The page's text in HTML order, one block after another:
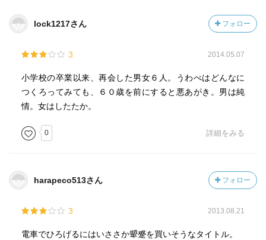
lock1217さん フォロー
3 2014.05.07
小学校の卒業以来、再会した男女６人。うわべはどんなに
つくろってみても、６０歳を前にすると悪あがき。男は純
情。女はしたたか。
0 詳細をみる
harapeco513さん フォロー
3 2013.08.21
電車でひろげるにはいささか顰蹙を買いそうなタイトル。